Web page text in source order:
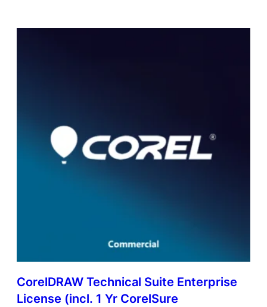
CorelDRAW Technical Suite Enterprise
License (incl. 1 Yr CorelSure